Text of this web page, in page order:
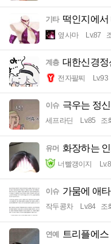
기타 떡인지에서
옆사마 Lv.87
계층 대한신경정
전자팔찌 Lv.93
이슈 극우는 정
세프라딘 Lv.85 조
유머 화장하는
너빨갱이지
이슈 가뭄에 애
작두콩차 Lv.84 조
연예 트리플에